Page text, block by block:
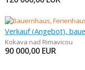
Verkauf (Angebot),
Kokava nad Rimavicou
90 000,00 EUR